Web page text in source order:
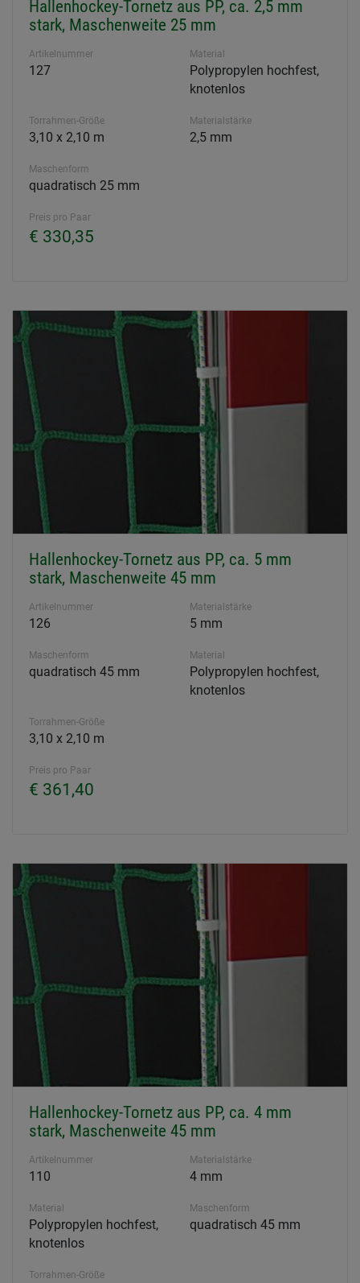
Hallenhockey-Tornetz aus PP, ca. 2,5 mm
stark, Maschenweite 25 mm
Artikelnummer
127
Material
Polypropylen hochfest,
knotenlos
Torrahmen-Größe
3,10 x 2,10 m
Materialstärke
2,5 mm
Maschenform
quadratisch 25 mm
Preis pro Paar
€ 330,35
Hallenhockey-Tornetz aus PP, ca. 5 mm
stark, Maschenweite 45 mm
Artikelnummer
126
Materialstärke
5 mm
Maschenform
quadratisch 45 mm
Material
Polypropylen hochfest,
knotenlos
Torrahmen-Größe
3,10 x 2,10 m
Preis pro Paar
€ 361,40
Hallenhockey-Tornetz aus PP, ca. 4 mm
stark, Maschenweite 45 mm
Artikelnummer
110
Materialstärke
4 mm
Material
Polypropylen hochfest,
knotenlos
Maschenform
quadratisch 45 mm
Torrahmen-Größe